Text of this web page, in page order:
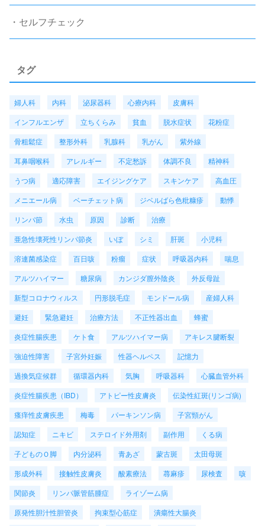
・セルフチェック
タグ
婦人科 内科 泌尿器科 心療内科
皮膚科
インフルエンザ
立ちくらみ 貧血 脱水症状
花粉症
骨粗鬆症
整形外科 乳腺科 乳がん
紫外線
耳鼻咽喉科
アレルギー 不定愁訴 体調不良
精神科
うつ病
適応障害 エイジングケア スキンケア
高血圧
メニエール病
ベーチェット病 ジベルばら色粃糠疹
動悸
リンパ節
水虫 原因 診断
治療
亜急性壊死性リンパ節炎
いぼ シミ 肝斑
小児科
溶連菌感染症
百日咳 粉瘤 症状 呼吸器内科
喘息
アルツハイマー
糖尿病 カンジダ膣外陰炎
外反母趾
新型コロナウィルス
円形脱毛症 モンドール病
産婦人科
避妊
緊急避妊 治療方法 不正性器出血
蜂蜜
炎症性腸疾患
ケト食 アルツハイマー病
アキレス腱断裂
強迫性障害
子宮外妊娠 性器ヘルペス
記憶力
過換気症候群
循環器内科 気胸 呼吸器科
心臓血管外科
炎症性腸疾患（IBD）
アトピー性皮膚炎
伝染性紅斑(リンゴ病)
瘙痒性皮膚疾患
梅毒 パーキンソン病
子宮頸がん
認知症
ニキビ ステロイド外用剤 副作用
くる病
子どものＯ脚
内分泌科 青あざ 蒙古斑
太田母斑
形成外科
接触性皮膚炎 酸素療法 蕁麻疹 尿検査
咳
関節炎
リンパ脈管筋腫症
ライゾーム病
原発性胆汁性胆管炎
拘束型心筋症
潰瘍性大腸炎